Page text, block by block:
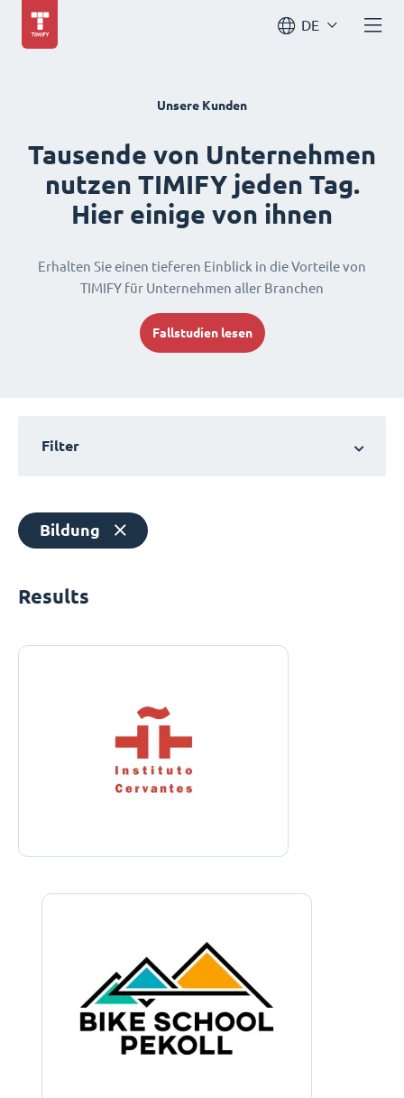
DE
Unsere Kunden
Tausende von Unternehmen
nutzen TIMIFY jeden Tag.
Hier einige von ihnen
Erhalten Sie einen tieferen Einblick in die Vorteile von
TIMIFY für Unternehmen aller Branchen
Fallstudien lesen
Filter
Bildung
Results